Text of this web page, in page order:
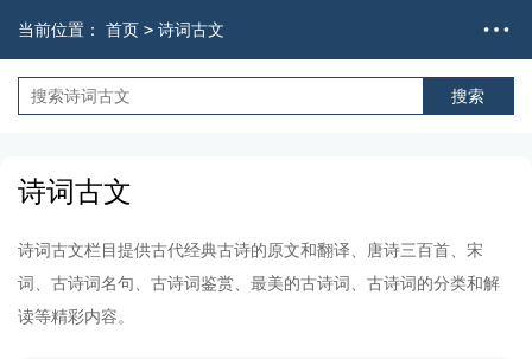
当前位置： 首页 > 诗词古文
诗词古文
诗词古文栏目提供古代经典古诗的原文和翻译、唐诗三百首、宋
词、古诗词名句、古诗词鉴赏、最美的古诗词、古诗词的分类和解
读等精彩内容。